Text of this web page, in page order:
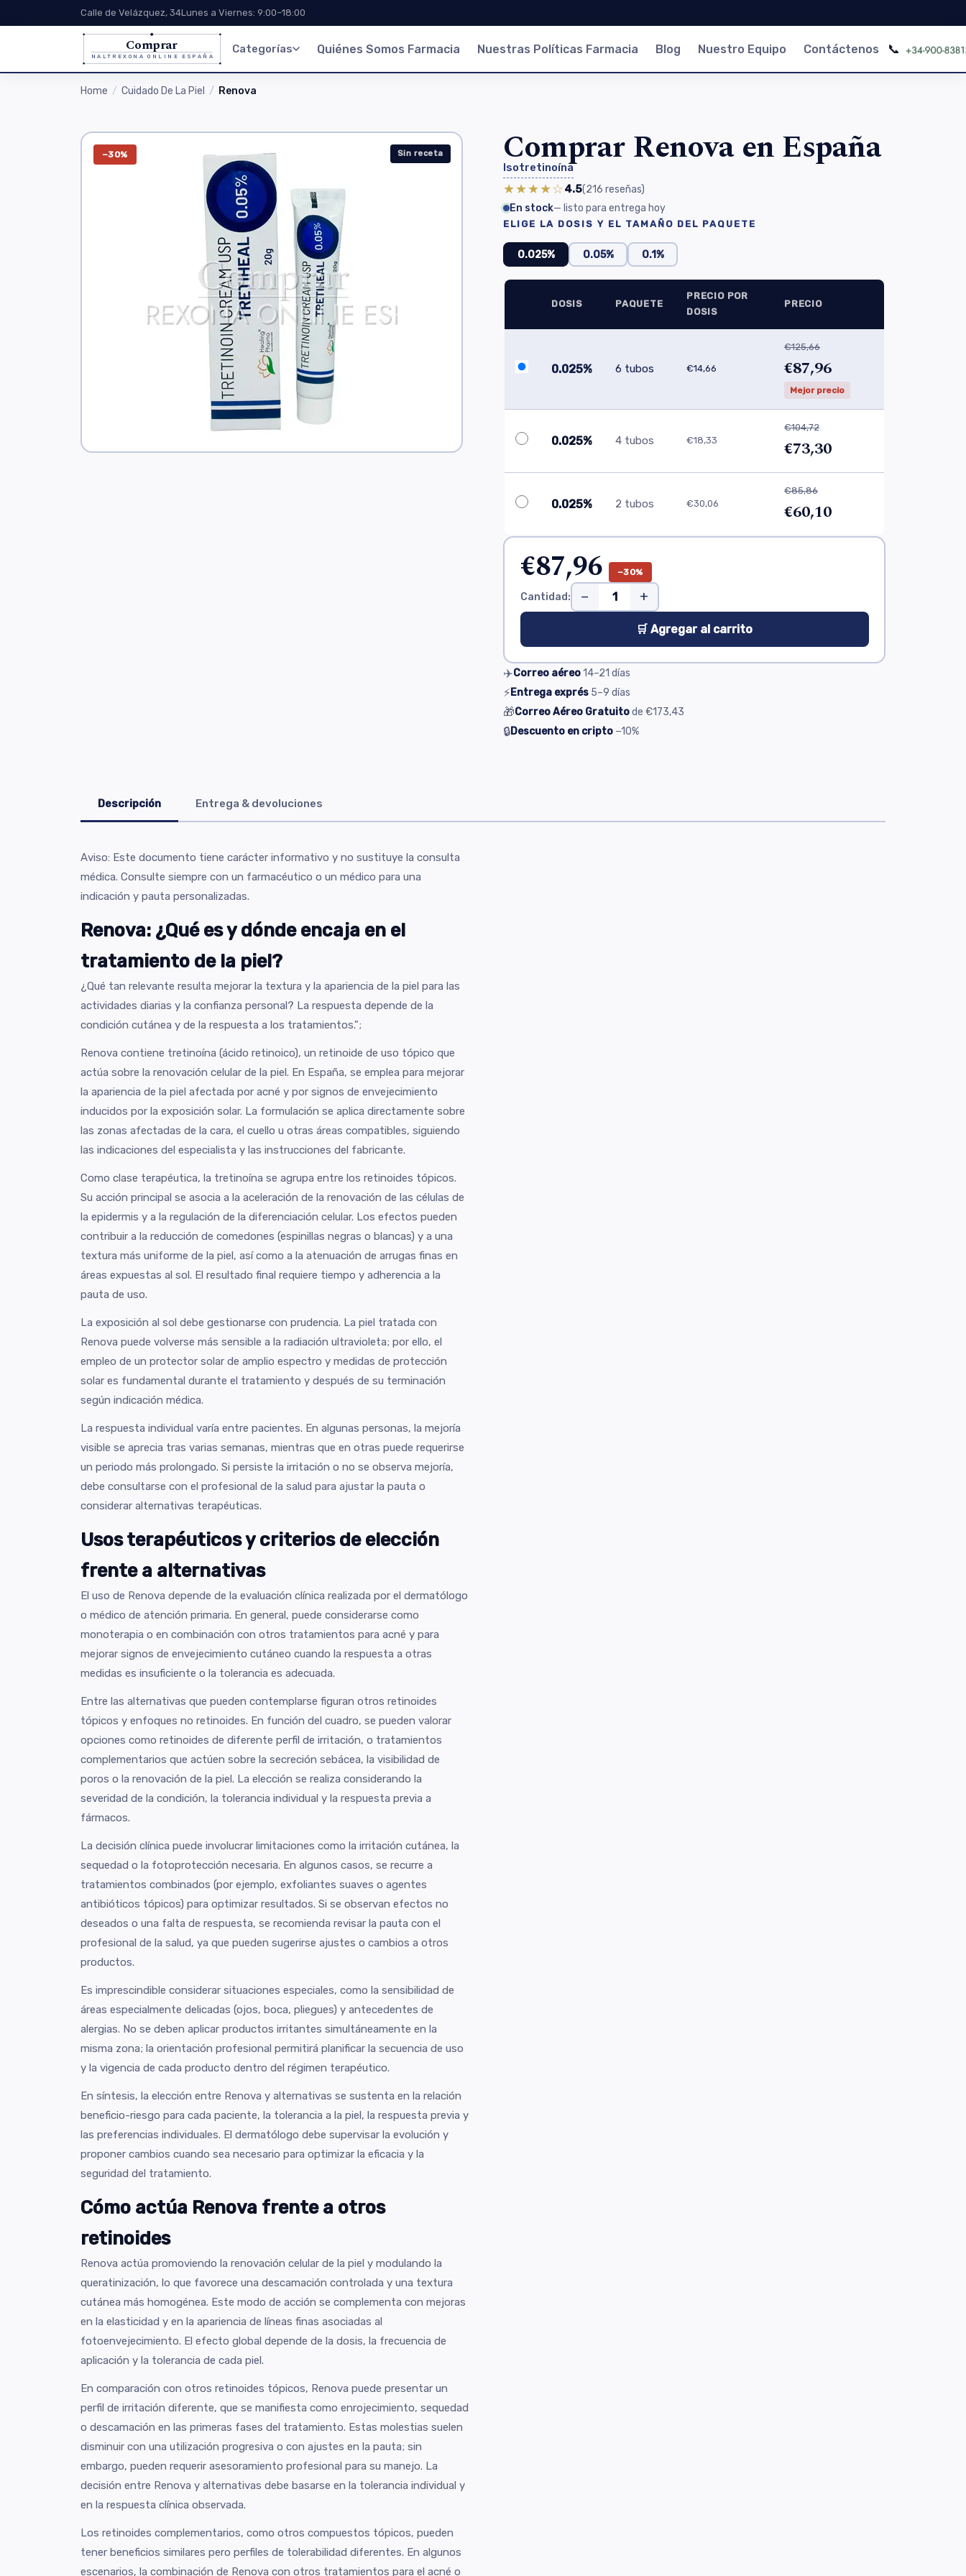
Calle de Velázquez, 34Lunes a Viernes: 9:00–18:00
Comprar
NALTREXONA ONLINE ESPAÑA
Categorías Quiénes Somos Farmacia Nuestras Políticas Farmacia Blog Nuestro Equipo Contáctenos 📞
Home Cuidado De La Piel Renova
−30% Sin receta Comprar Renova en España
Isotretinoína
★★★★☆4.5(216 reseñas)
En stock— listo para entrega hoy
ELIGE LA DOSIS Y EL TAMAÑO DEL PAQUETE
0.025% 0.05% 0.1%
DOSIS PAQUETE
PRECIO POR
DOSIS
PRECIO
0.025% 6 tubos €14,66
€125,66
€87,96
Mejor precio
0.025% 4 tubos €18,33
€104,72
€73,30
0.025% 2 tubos €30,06
€85,86
€60,10
€87,96 −30%
Cantidad: − +
🛒 Agregar al carrito
✈️Correo aéreo14–21 días
⚡Entrega exprés 5–9 días
🎁Correo Aéreo Gratuitode €173,43
🔒Descuento en cripto −10%
Descripción Entrega & devoluciones
Aviso: Este documento tiene carácter informativo y no sustituye la consulta
médica. Consulte siempre con un farmacéutico o un médico para una
indicación y pauta personalizadas.
Renova: ¿Qué es y dónde encaja en el
tratamiento de la piel?
¿Qué tan relevante resulta mejorar la textura y la apariencia de la piel para las
actividades diarias y la confianza personal? La respuesta depende de la
condición cutánea y de la respuesta a los tratamientos.";
Renova contiene tretinoína (ácido retinoico), un retinoide de uso tópico que
actúa sobre la renovación celular de la piel. En España, se emplea para mejorar
la apariencia de la piel afectada por acné y por signos de envejecimiento
inducidos por la exposición solar. La formulación se aplica directamente sobre
las zonas afectadas de la cara, el cuello u otras áreas compatibles, siguiendo
las indicaciones del especialista y las instrucciones del fabricante.
Como clase terapéutica, la tretinoína se agrupa entre los retinoides tópicos.
Su acción principal se asocia a la aceleración de la renovación de las células de
la epidermis y a la regulación de la diferenciación celular. Los efectos pueden
contribuir a la reducción de comedones (espinillas negras o blancas) y a una
textura más uniforme de la piel, así como a la atenuación de arrugas finas en
áreas expuestas al sol. El resultado final requiere tiempo y adherencia a la
pauta de uso.
La exposición al sol debe gestionarse con prudencia. La piel tratada con
Renova puede volverse más sensible a la radiación ultravioleta; por ello, el
empleo de un protector solar de amplio espectro y medidas de protección
solar es fundamental durante el tratamiento y después de su terminación
según indicación médica.
La respuesta individual varía entre pacientes. En algunas personas, la mejoría
visible se aprecia tras varias semanas, mientras que en otras puede requerirse
un periodo más prolongado. Si persiste la irritación o no se observa mejoría,
debe consultarse con el profesional de la salud para ajustar la pauta o
considerar alternativas terapéuticas.
Usos terapéuticos y criterios de elección
frente a alternativas
El uso de Renova depende de la evaluación clínica realizada por el dermatólogo
o médico de atención primaria. En general, puede considerarse como
monoterapia o en combinación con otros tratamientos para acné y para
mejorar signos de envejecimiento cutáneo cuando la respuesta a otras
medidas es insuficiente o la tolerancia es adecuada.
Entre las alternativas que pueden contemplarse figuran otros retinoides
tópicos y enfoques no retinoides. En función del cuadro, se pueden valorar
opciones como retinoides de diferente perfil de irritación, o tratamientos
complementarios que actúen sobre la secreción sebácea, la visibilidad de
poros o la renovación de la piel. La elección se realiza considerando la
severidad de la condición, la tolerancia individual y la respuesta previa a
fármacos.
La decisión clínica puede involucrar limitaciones como la irritación cutánea, la
sequedad o la fotoprotección necesaria. En algunos casos, se recurre a
tratamientos combinados (por ejemplo, exfoliantes suaves o agentes
antibióticos tópicos) para optimizar resultados. Si se observan efectos no
deseados o una falta de respuesta, se recomienda revisar la pauta con el
profesional de la salud, ya que pueden sugerirse ajustes o cambios a otros
productos.
Es imprescindible considerar situaciones especiales, como la sensibilidad de
áreas especialmente delicadas (ojos, boca, pliegues) y antecedentes de
alergias. No se deben aplicar productos irritantes simultáneamente en la
misma zona; la orientación profesional permitirá planificar la secuencia de uso
y la vigencia de cada producto dentro del régimen terapéutico.
En síntesis, la elección entre Renova y alternativas se sustenta en la relación
beneficio-riesgo para cada paciente, la tolerancia a la piel, la respuesta previa y
las preferencias individuales. El dermatólogo debe supervisar la evolución y
proponer cambios cuando sea necesario para optimizar la eficacia y la
seguridad del tratamiento.
Cómo actúa Renova frente a otros
retinoides
Renova actúa promoviendo la renovación celular de la piel y modulando la
queratinización, lo que favorece una descamación controlada y una textura
cutánea más homogénea. Este modo de acción se complementa con mejoras
en la elasticidad y en la apariencia de líneas finas asociadas al
fotoenvejecimiento. El efecto global depende de la dosis, la frecuencia de
aplicación y la tolerancia de cada piel.
En comparación con otros retinoides tópicos, Renova puede presentar un
perfil de irritación diferente, que se manifiesta como enrojecimiento, sequedad
o descamación en las primeras fases del tratamiento. Estas molestias suelen
disminuir con una utilización progresiva o con ajustes en la pauta; sin
embargo, pueden requerir asesoramiento profesional para su manejo. La
decisión entre Renova y alternativas debe basarse en la tolerancia individual y
en la respuesta clínica observada.
Los retinoides complementarios, como otros compuestos tópicos, pueden
tener beneficios similares pero perfiles de tolerabilidad diferentes. En algunos
escenarios, la combinación de Renova con otros tratamientos para el acné o